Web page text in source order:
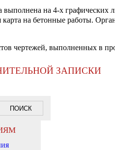
выполнена на 4-х
карта на бетонные работы.
чертежей, выполненных в
ЗАПИСКИ